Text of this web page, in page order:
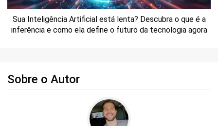
Sua Inteligência Artificial está lenta? Descubra o que é a
inferência e como ela define o futuro da tecnologia agora
Sobre o Autor